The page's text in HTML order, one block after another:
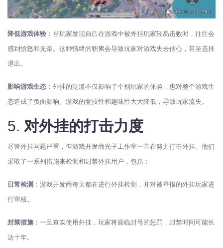
降低游戏体验 ：当玩家发现自己在游戏中被外挂玩家轻易击败时，往往会
感到愤怒和无奈。这种情绪的积累会导致玩家对游戏失去信心，甚至选择
退出。
影响游戏生态 ：外挂的泛滥不仅影响了个别玩家的体验，也对整个游戏生
态造成了负面影响。游戏的竞技性和趣味性大大降低，导致玩家流失。
5. 对外挂的打击力度
尽管外挂问题严重，但游戏开发商光子工作室一直在努力打击外挂。他们
采取了一系列措施来检测和封禁外挂用户，包括：
日常检测 ：游戏开发商每天都在进行外挂检测，并对被举报的外挂玩家进
行审核。
封禁措施 ：一旦查实使用外挂，玩家将面临封号的惩罚，封禁时间可能长
达十年。